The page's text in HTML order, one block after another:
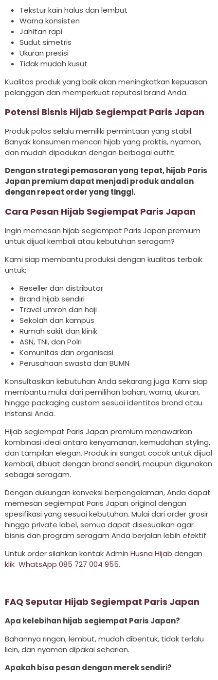
Tekstur kain halus dan lembut
Warna konsisten
Jahitan rapi
Sudut simetris
Ukuran presisi
Tidak mudah kusut
Kualitas produk yang baik akan meningkatkan kepuasan
pelanggan dan memperkuat reputasi brand Anda.
Potensi Bisnis Hijab Segiempat Paris Japan
Produk polos selalu memiliki permintaan yang stabil.
Banyak konsumen mencari hijab yang praktis, nyaman,
dan mudah dipadukan dengan berbagai outfit.
Dengan strategi pemasaran yang tepat, hijab Paris
Japan premium dapat menjadi produk andalan
dengan repeat order yang tinggi.
Cara Pesan Hijab Segiempat Paris Japan
Ingin memesan hijab segiempat Paris Japan premium
untuk dijual kembali atau kebutuhan seragam?
Kami siap membantu produksi dengan kualitas terbaik
untuk:
Reseller dan distributor
Brand hijab sendiri
Travel umroh dan haji
Sekolah dan kampus
Rumah sakit dan klinik
ASN, TNI, dan Polri
Komunitas dan organisasi
Perusahaan swasta dan BUMN
Konsultasikan kebutuhan Anda sekarang juga. Kami siap
membantu mulai dari pemilihan bahan, warna, ukuran,
hingga packaging custom sesuai identitas brand atau
instansi Anda.
Hijab segiempat Paris Japan premium menawarkan
kombinasi ideal antara kenyamanan, kemudahan styling,
dan tampilan elegan. Produk ini sangat cocok untuk dijual
kembali, dibuat dengan brand sendiri, maupun digunakan
sebagai seragam.
Dengan dukungan konveksi berpengalaman, Anda dapat
memesan segiempat Paris Japan original dengan
spesifikasi yang sesuai kebutuhan. Mulai dari order grosir
hingga private label, semua dapat disesuaikan agar
bisnis dan program seragam Anda berjalan lebih efektif.
Untuk order silahkan kontak Admin Husna Hijab dengan
klik WhatsApp 085 727 004 955.
FAQ Seputar Hijab Segiempat Paris Japan
Apa kelebihan hijab segiempat Paris Japan?
Bahannya ringan, lembut, mudah dibentuk, tidak terlalu
licin, dan nyaman dipakai seharian.
Apakah bisa pesan dengan merek sendiri?